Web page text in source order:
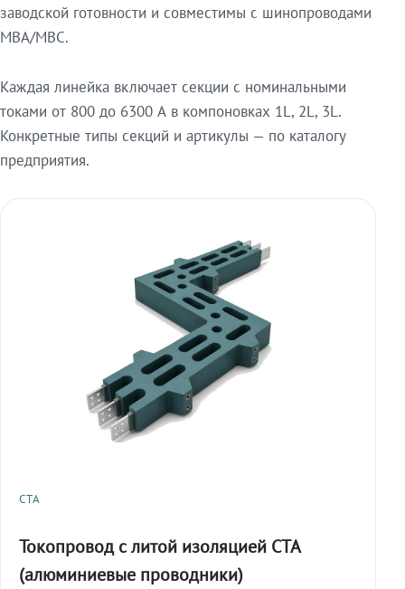
заводской готовности и совместимы с шинопроводами
МВА/МВС.
Каждая линейка включает секции с номинальными
токами от 800 до 6300 А в компоновках 1L, 2L, 3L.
Конкретные типы секций и артикулы — по каталогу
предприятия.
СТА
Токопровод с литой изоляцией СТА
(алюминиевые проводники)